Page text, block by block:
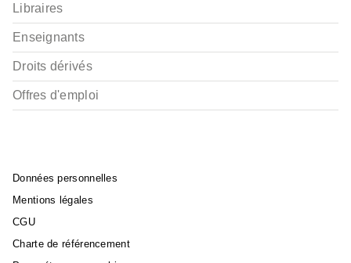
Libraires
Enseignants
Droits dérivés
Offres d'emploi
Données personnelles
Mentions légales
CGU
Charte de référencement